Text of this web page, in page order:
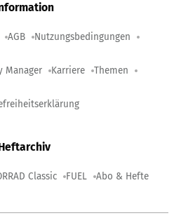
AGB Nutzungsbedingungen
Manager Karriere Themen
Classic FUEL Abo & Hefte